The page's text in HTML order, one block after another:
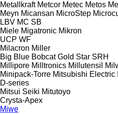
Metallkraft Metcor Metec Metos
Meyn Micansan MicroStep
LBV MC SB
Miele Migatronic Mikron
UCP WF
Milacron Miller
Big Blue Bobcat Gold Star SRH
Millipore Milltronics Millutensil
Minipack-Torre Mitsubishi Electric
D-series
Mitsui Seiki Mitutoyo
Crysta-Apex
Miwe